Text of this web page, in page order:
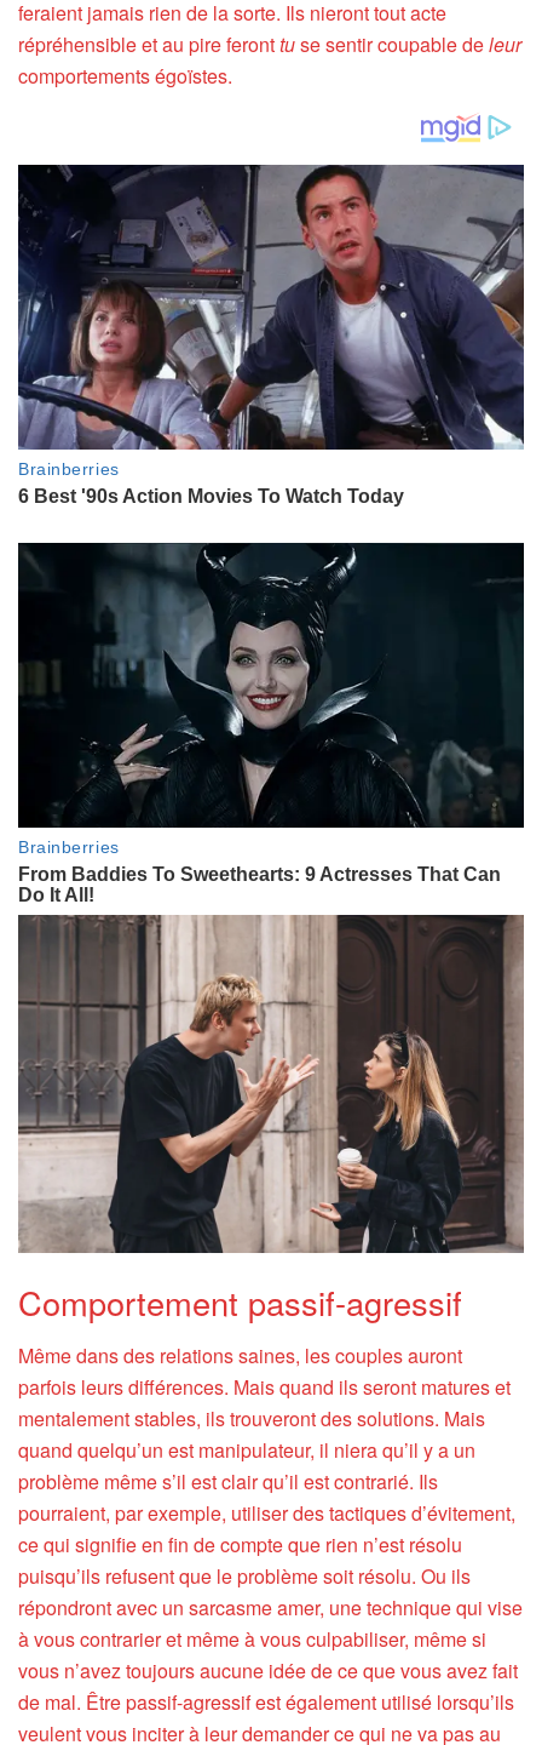
feraient jamais rien de la sorte. Ils nieront tout acte
répréhensible et au pire feronttuse sentir coupable deleur
comportements égoïstes.
Comportement passif-agressif
Même dans des relations saines, les couples auront
parfois leurs différences. Mais quand ils seront matures et
mentalement stables, ils trouveront des solutions. Mais
quand quelqu’un est manipulateur, il niera qu’il y a un
problème même s’il est clair qu’il est contrarié. Ils
pourraient, par exemple, utiliser des tactiques d’évitement,
ce qui signifie en fin de compte que rien n’est résolu
puisqu’ils refusent que le problème soit résolu. Ou ils
répondront avec un sarcasme amer, une technique qui vise
à vous contrarier et même à vous culpabiliser, même si
vous n’avez toujours aucune idée de ce que vous avez fait
de mal. Être passif-agressif est également utilisé lorsqu’ils
veulent vous inciter à leur demander ce qui ne va pas au